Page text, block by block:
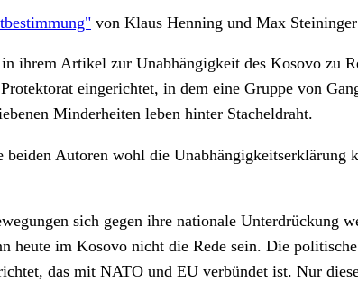
von Klaus Henning und Max Steininger
ihrem Artikel zur Unabhängigkeit des Kosovo zu
eingerichtet, in dem eine Gruppe von
Minderheiten leben hinter Stacheldraht.
Autoren wohl die
sich gegen ihre nationale
heute im Kosovo nicht die Rede sein. Die
das mit NATO und EU verbündet ist. Nur